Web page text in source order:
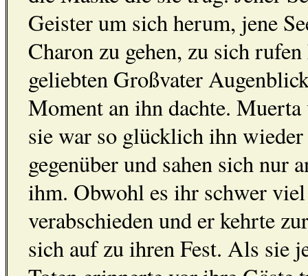
Geister um sich herum, jene
Charon zu gehen, zu sich
geliebten Großvater
Moment an ihn dachte.
sie war so glücklich ihn wieder
gegenüber und sahen sich nur
ihm. Obwohl es ihr schwer
verabschieden und er kehrte
sich auf zu ihren Fest. Als sie